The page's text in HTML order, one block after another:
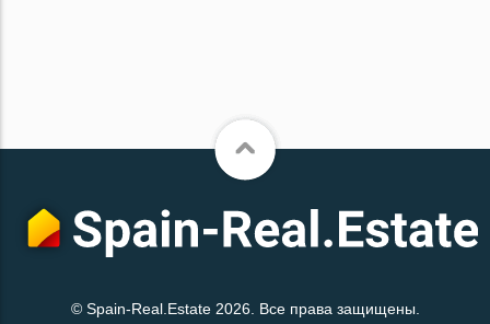
© Spain-Real.Estate 2026. Все права защищены.